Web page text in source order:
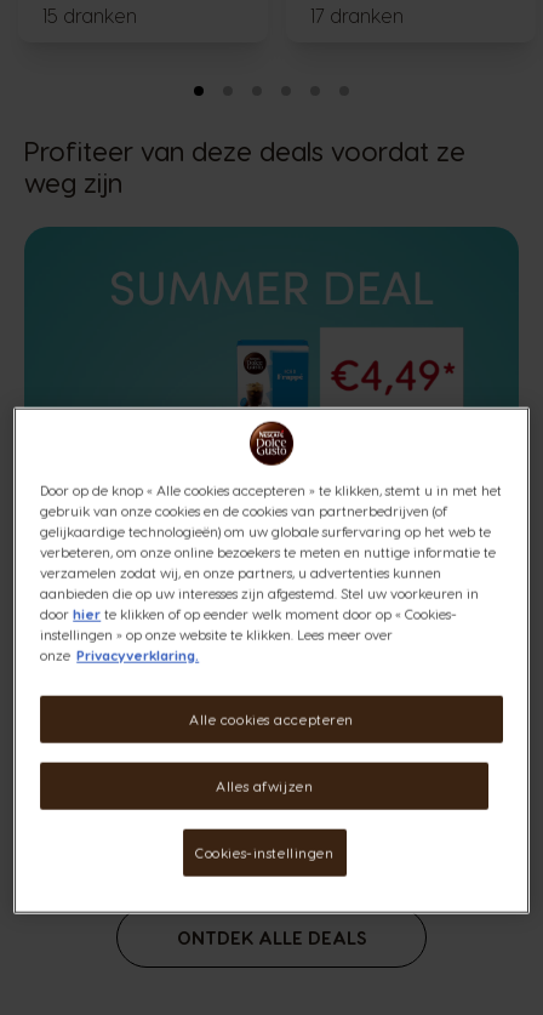
15 dranken 17 dranken
Profiteer van deze deals voordat ze
weg zijn
SUMMER DEAL: €4,49/DOOS*
ONTDEK ALLE DEALS
Door op de knop « Alle cookies accepteren » te klikken, stemt u in met het
gebruik van onze cookies en de cookies van partnerbedrijven (of
gelijkaardige technologieën) om uw globale surfervaring op het web te
verbeteren, om onze online bezoekers te meten en nuttige informatie te
verzamelen zodat wij, en onze partners, u advertenties kunnen
aanbieden die op uw interesses zijn afgestemd. Stel uw voorkeuren in
doorhier te klikken of op eender welk moment door op « Cookies-
instellingen » op onze website te klikken. Lees meer over
onze Privacyverklaring.
Alles afwijzen
Alle cookies accepteren
Cookies-instellingen